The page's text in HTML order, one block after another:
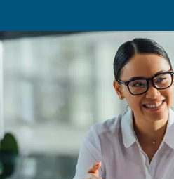
La manutenzione
essenziale per l'efficienza
Prevede ispezioni e
nostri tecnici esperti, con
Questo servizio è molto più
impegno a mantenere le
allineandosi perfettamente
soluzioni di aria compressa